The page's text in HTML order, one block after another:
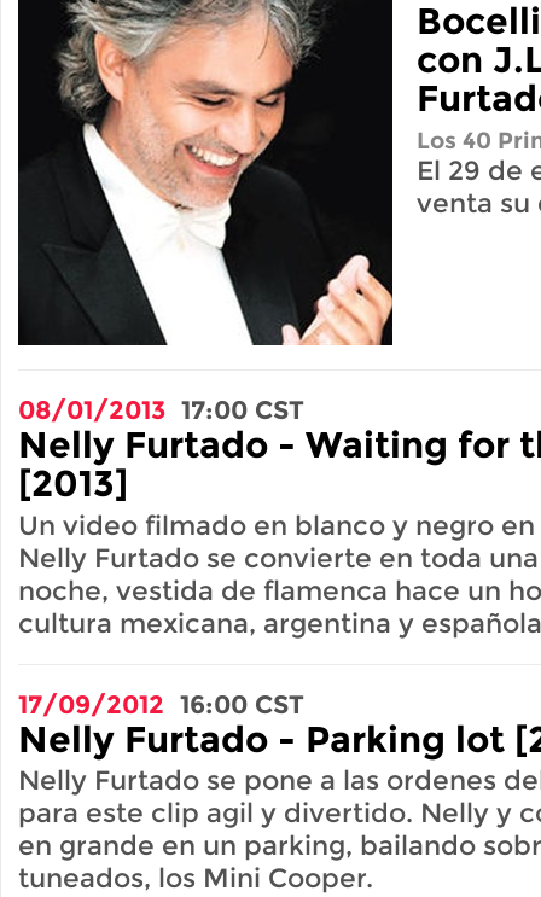
con
Los 40
El 29 de
venta su
08/01/2013 17:00 CST
Nelly Furtado - Waiting for
[2013]
Un video filmado en blanco y negro
Nelly Furtado se convierte en toda
noche, vestida de flamenca hace un
cultura mexicana, argentina y
17/09/2012 16:00 CST
Nelly Furtado - Parking lot
Nelly Furtado se pone a las ordenes
para este clip agil y divertido. Nelly y
en grande en un parking, bailando
tuneados, los Mini Cooper.